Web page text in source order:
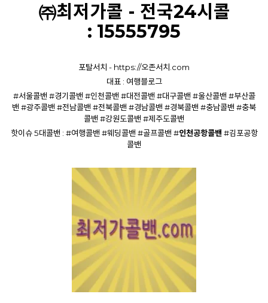
㈜최저가콜 - 전국24시콜
: 15555795
포탈서치 - https://오존서치.com
대표 : 여행블로그
#서울콜밴 #경기콜밴 #인천콜밴 #대전콜밴 #대구콜밴 #울산콜밴 #부산콜
밴 #광주콜밴 #전남콜밴 #전북콜밴 #경남콜밴 #경북콜밴 #충남콜밴 #충북
콜밴 #강원도콜밴 #제주도콜밴
핫이슈 5대콜밴 : #여행콜밴 #웨딩콜밴 #골프콜밴 #인천공항콜밴 #김포공항
콜밴